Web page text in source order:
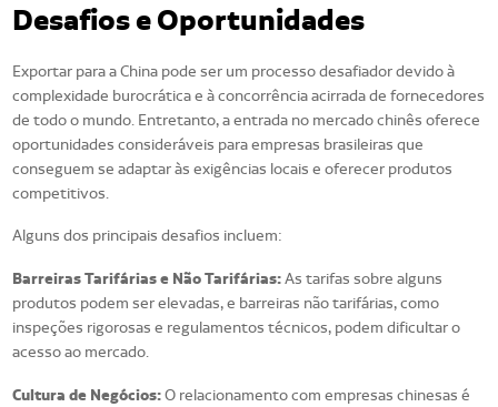
Desafios e Oportunidades
Exportar para a China pode ser um processo desafiador devido à
complexidade burocrática e à concorrência acirrada de fornecedores
de todo o mundo. Entretanto, a entrada no mercado chinês oferece
oportunidades consideráveis para empresas brasileiras que
conseguem se adaptar às exigências locais e oferecer produtos
competitivos.
Alguns dos principais desafios incluem:
Barreiras Tarifárias e Não Tarifárias:As tarifas sobre alguns
produtos podem ser elevadas, e barreiras não tarifárias, como
inspeções rigorosas e regulamentos técnicos, podem dificultar o
acesso ao mercado.
Cultura de Negócios:O relacionamento com empresas chinesas é